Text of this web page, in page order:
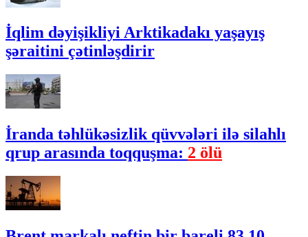
İqlim dəyişikliyi Arktikadakı yaşayış
şəraitini çətinləşdirir
İranda təhlükəsizlik qüvvələri ilə silahlı
qrup arasında toqquşma: 2 ölü